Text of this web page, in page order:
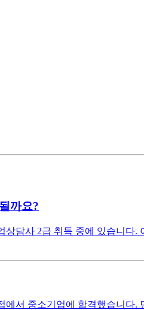
까요?
담사 2급 취득 중에 있습니다
서 중소기업에 합격했습니다